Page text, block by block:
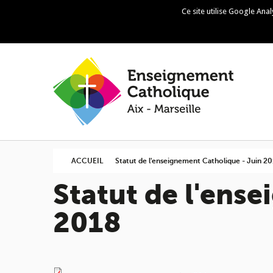
Ce site utilise Google
ACCUEIL Statut de l'enseignement Catholique - Juin
Statut de
2018